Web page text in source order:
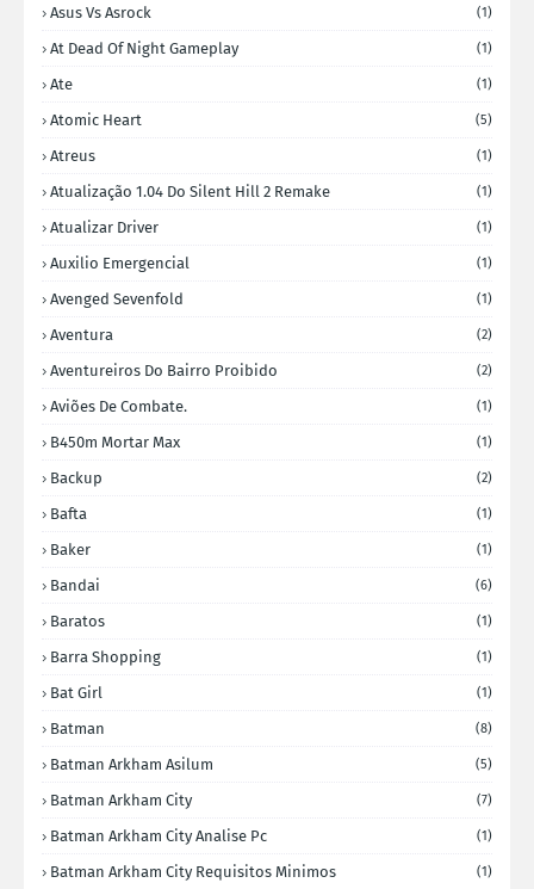
Asus Vs Asrock (1)
At Dead Of Night Gameplay (1)
Ate (1)
Atomic Heart (5)
Atreus (1)
Atualização 1.04 Do Silent Hill 2 Remake (1)
Atualizar Driver (1)
Auxilio Emergencial (1)
Avenged Sevenfold (1)
Aventura (2)
Aventureiros Do Bairro Proibido (2)
Aviões De Combate. (1)
B450m Mortar Max (1)
Backup (2)
Bafta (1)
Baker (1)
Bandai (6)
Baratos (1)
Barra Shopping (1)
Bat Girl (1)
Batman (8)
Batman Arkham Asilum (5)
Batman Arkham City (7)
Batman Arkham City Analise Pc (1)
Batman Arkham City Requisitos Minimos (1)